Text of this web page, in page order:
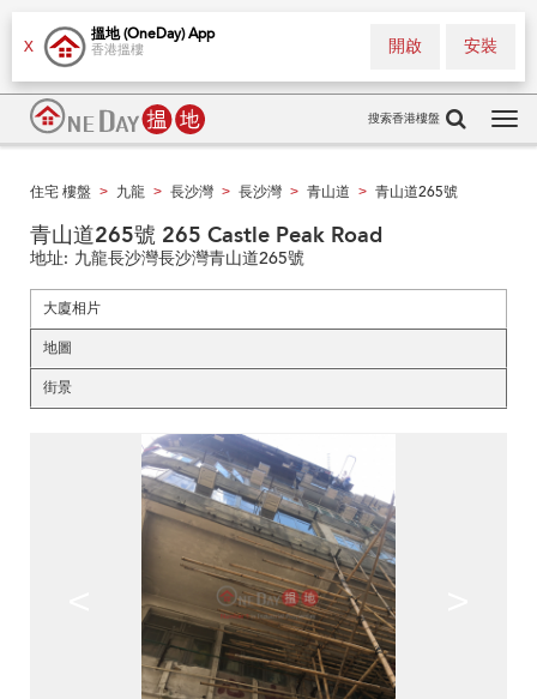
X
搵地 (OneDay) App
香港搵樓 安裝
開啟
搜索香港樓盤
住宅 樓盤 > 九龍 > 長沙灣 > 長沙灣 > 青山道 > 青山道265號
青山道265號 265 Castle Peak Road
地址: 九龍長沙灣長沙灣青山道265號
大廈相片
地圖
街景